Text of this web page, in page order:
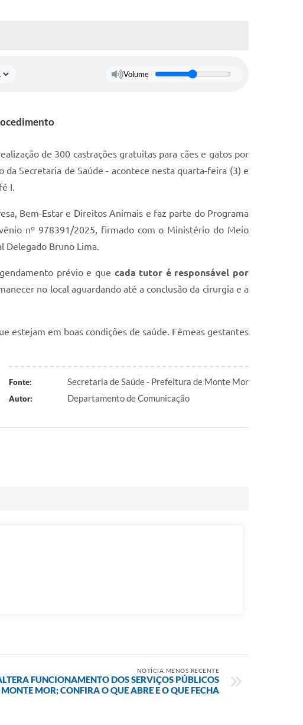
Volume
de 300 castrações gratuitas para cães e gatos por
Secretaria de Saúde - acontece nesta quarta-feira (3) e
I.
Bem-Estar e Direitos Animais e faz parte do Programa
nº 978391/2025, firmado com o Ministério do Meio
Delegado Bruno Lima.
prévio e que cada tutor é responsável por
no local aguardando até a conclusão da cirurgia e a
estejam em boas condições de saúde. Fêmeas gestantes
Fonte: Secretaria de Saúde - Prefeitura de Monte Mor
Autor: Departamento de Comunicação
NOTÍCIA MENOS RECENTE
FUNCIONAMENTO DOS SERVIÇOS PÚBLICOS
MONTE MOR; CONFIRA O QUE ABRE E O QUE FECHA